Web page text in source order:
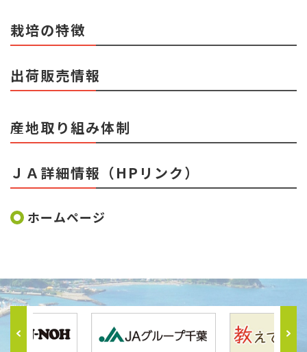
栽培の特徴
出荷販売情報
産地取り組み体制
ＪＡ詳細情報（HPリンク）
ホームページ